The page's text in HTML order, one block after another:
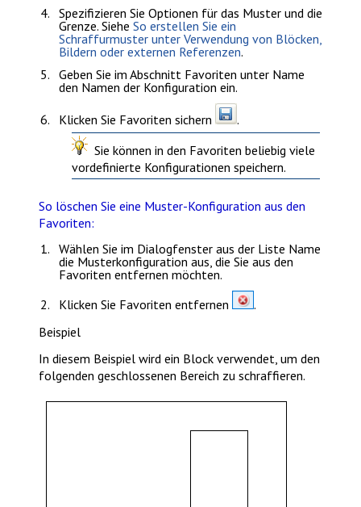
Spezifizieren Sie Optionen für das Muster und die
Grenze. SieheSo erstellen Sie ein
Schraffurmuster unter Verwendung von Blöcken,
Bildern oder externen Referenzen.
Geben Sie im Abschnitt Favoriten unter Name
den Namen der Konfiguration ein.
Klicken Sie Favoriten sichern
.
Sie können in den Favoriten beliebig viele
vordefinierte Konfigurationen speichern.
So löschen Sie eine Muster-Konfiguration aus den
Favoriten:
Wählen Sie im Dialogfenster aus der Liste Name
die Musterkonfiguration aus, die Sie aus den
Favoriten entfernen möchten.
Klicken Sie Favoriten entfernen
.
Beispiel
In diesem Beispiel wird ein Block verwendet, um den
folgenden geschlossenen Bereich zu schraffieren.